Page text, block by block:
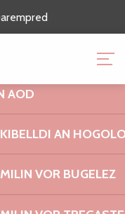
lec’h
emaon
AN DOURISTED AN
AOD
KIBELLDI AN
MILIN VOR BUGELEZ